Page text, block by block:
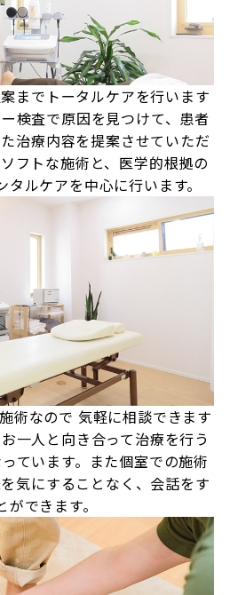
まで トータルケアを行います
検査で原因を見つけて、患者
治療内容を提案させていただ
フトな施術と、医学的根拠の
ルケアを中心に行います。
術なので 気軽に相談できます
一人と向き合って治療を行う
ています。また個室での施術
気にすることなく、会話をす
ができます。